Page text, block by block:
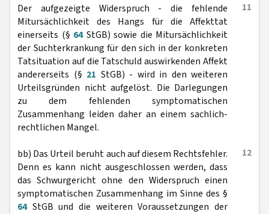
11
Der aufgezeigte Widerspruch - die fehlende
Mitursächlichkeit des Hangs für die Affekttat
einerseits (§ 64StGB) sowie die Mitursächlichkeit
der Suchterkrankung für den sich in der konkreten
Tatsituation auf die Tatschuld auswirkenden Affekt
andererseits (§ 21 StGB) - wird in den weiteren
Urteilsgründen nicht aufgelöst. Die Darlegungen
zu dem fehlenden symptomatischen
Zusammenhang leiden daher an einem sachlich-
rechtlichen Mangel.
12
bb) Das Urteil beruht auch auf diesem Rechtsfehler.
Denn es kann nicht ausgeschlossen werden, dass
das Schwurgericht ohne den Widerspruch einen
symptomatischen Zusammenhang im Sinne des §
64StGB und die weiteren Voraussetzungen der